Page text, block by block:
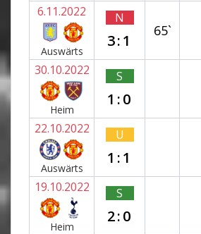
6.11.2022
Auswärts
N
3:1
65`
30.10.2022
Heim
S
1:0
22.10.2022
Auswärts
U
1:1
19.10.2022
Heim
S
2:0